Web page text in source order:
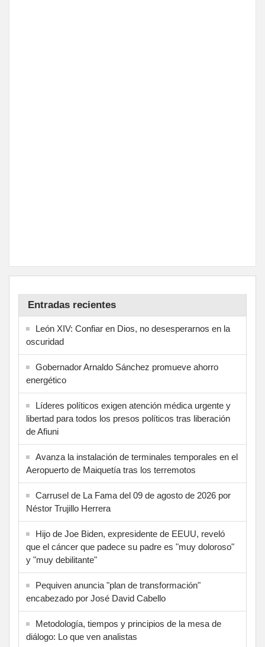
Entradas recientes
León XIV: Confiar en Dios, no desesperarnos en la
oscuridad
Gobernador Arnaldo Sánchez promueve ahorro
energético
Líderes políticos exigen atención médica urgente y
libertad para todos los presos políticos tras liberación
de Afiuni
Avanza la instalación de terminales temporales en el
Aeropuerto de Maiquetía tras los terremotos
Carrusel de La Fama del 09 de agosto de 2026 por
Néstor Trujillo Herrera
Hijo de Joe Biden, expresidente de EEUU, reveló
que el cáncer que padece su padre es "muy doloroso"
y "muy debilitante"
Pequiven anuncia "plan de transformación"
encabezado por José David Cabello
Metodología, tiempos y principios de la mesa de
diálogo: Lo que ven analistas